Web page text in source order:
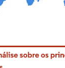
O reuso requer